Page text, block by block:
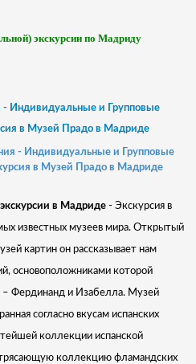
экскурсии по Мадриду
Индивидуальные и Групповые
в Музей Прадо в Мадриде
в Мадриде - Экскурсия в
известных музеев мира. Открытый
картин он рассказывает нам
основоположниками которой
– Фердинанд и Изабелла. Музей
согласно вкусам испанских
коллекции испанской
коллекцию фламандских